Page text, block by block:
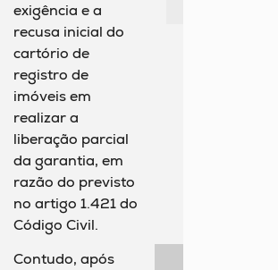
exigência e a
recusa inicial do
cartório de
registro de
imóveis em
realizar a
liberação parcial
da garantia, em
razão do previsto
no artigo 1.421 do
Código Civil.
Contudo, após